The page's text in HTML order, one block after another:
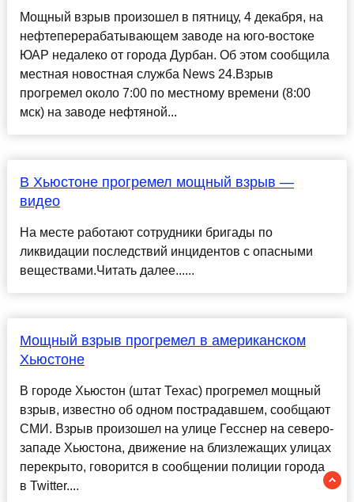
Мощный взрыв произошел в пятницу, 4 декабря, на
нефтеперерабатывающем заводе на юго-востоке
ЮАР недалеко от города Дурбан. Об этом сообщила
местная новостная служба News 24.Взрыв
прогремел около 7:00 по местному времени (8:00
мск) на заводе нефтяной...
В Хьюстоне прогремел мощный взрыв —
видео
На месте работают сотрудники бригады по
ликвидации последствий инцидентов с опасными
веществами.Читать далее......
Мощный взрыв прогремел в американском
Хьюстоне
В городе Хьюстон (штат Техас) прогремел мощный
взрыв, известно об одном пострадавшем, сообщают
СМИ. Взрыв произошел на улице Гесснер на северо-
западе Хьюстона, движение на близлежащих улицах
перекрыто, говорится в сообщении полиции города
в Twitter....